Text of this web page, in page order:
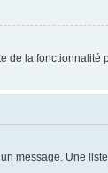
de la fonctionnalité
message. Une